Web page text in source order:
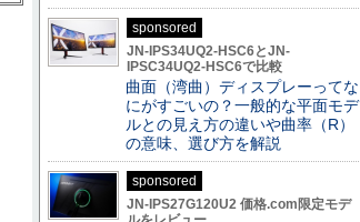
sponsored
JN-IPS34UQ2-HSC6とJN-
IPSC34UQ2-HSC6で比較
曲面（湾曲）ディスプレーってな
にがすごいの？一般的な平面モデ
ルとの見え方の違いや曲率（R）
の意味、選び方を解説
sponsored
JN-IPS27G120U2 価格.com限定モデ